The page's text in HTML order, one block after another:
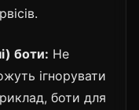
боти: Не
ігнорувати
боти для